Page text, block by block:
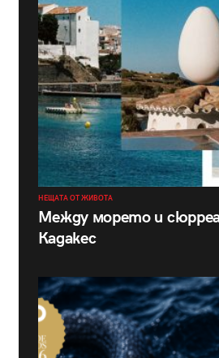
НЕЩАТА ОТ ЖИВОТА
Между морето и
Кадакес